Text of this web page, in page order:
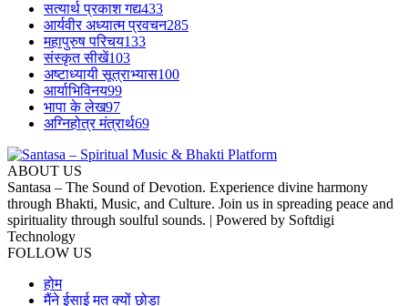
सत्यार्थ प्रकाश गद्य433
आर्यवीर अध्यात्म प्रवचन285
महापुरुष परिचय133
संस्कृत सीखें103
अष्टाध्यायी सूत्राभ्यास100
आर्याभिविनय99
भापा के लेख97
अग्निहोत्र मंत्रार्थ69
ABOUT US
Santasa – The Sound of Devotion. Experience divine harmony
through Bhakti, Music, and Culture. Join us in spreading peace and
spirituality through soulful sounds. | Powered by Softdigi
Technology
FOLLOW US
होम
मैंने ईसाई मत क्यों छोड़ा